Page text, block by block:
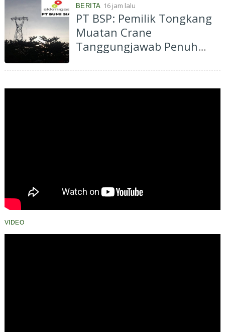
BERITA 16 jam lalu
PT BSP: Pemilik Tongkang
Muatan Crane
Tanggungjawab Penuh
VIDEO